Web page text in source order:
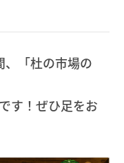
、「杜の市場の
す！ぜひ足をお